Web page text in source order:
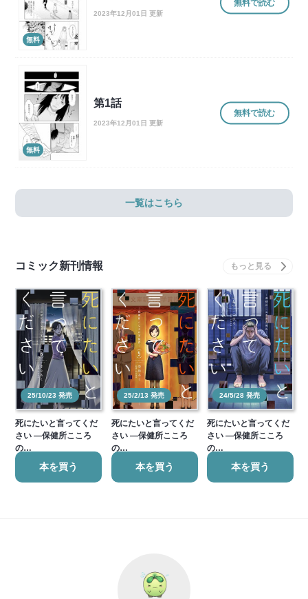
無料
2023年12月01日 更新
無料で読む
無料
第1話
2023年12月01日 更新
無料で読む
一覧はこちら
コミック新刊情報
25/10/23 発売
死にたいと言ってくだ
さい ―保健所こころ
の…
本を買う
25/2/13 発売
死にたいと言ってくだ
さい ―保健所こころ
の…
本を買う
24/5/28 発売
死にたいと言ってくだ
さい ―保健所こころ
の…
本を買う